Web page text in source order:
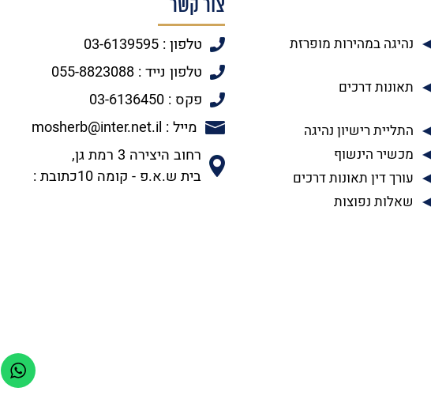
נהיגה במהירות מופרזת
תאונות דרכים
התליית רישיון נהיגה
מכשיר הינשוף
עורך דין תאונות דרכים
שאלות נפוצות
צור קשר
טלפון : 03-6139595
טלפון נייד : 055-8823088
פקס : 03-6136450
מייל : mosherb@inter.net.il
רחוב היצירה 3 רמת גן,
בית ש.א.פ - קומה 10כתובת :